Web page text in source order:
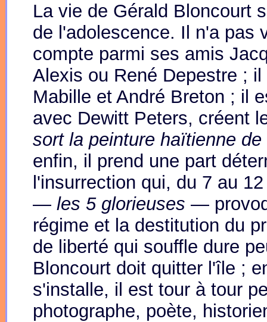
La vie de Gérald Bloncourt
de l'adolescence. Il n'a pas
compte parmi ses amis
Alexis ou René Depestre ;
Mabille et André Breton ; il
avec Dewitt Peters, créent
sort la peinture haïtienne
enfin, il prend une part
l'insurrection qui, du 7 au
— les 5 glorieuses —
régime et la destitution du
de liberté qui souffle dure
Bloncourt doit quitter l'île ;
s'installe, il est tour à tour
photographe, poète,